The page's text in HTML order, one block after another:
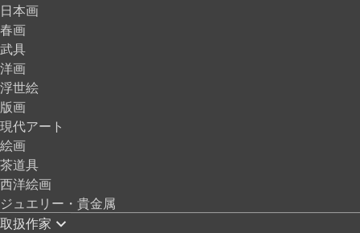
日本画
春画
武具
洋画
浮世絵
版画
現代アート
絵画
茶道具
西洋絵画
ジュエリー・貴金属
取扱作家